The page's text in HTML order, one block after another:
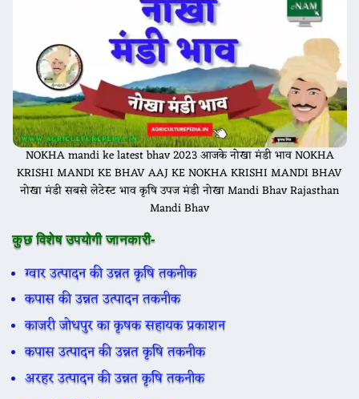
NOKHA mandi ke latest bhav 2023 आजके नोखा मंडी भाव NOKHA
KRISHI MANDI KE BHAV AAJ KE NOKHA KRISHI MANDI BHAV
नोखा मंडी सबसे लेटेस्ट भाव कृषि उपज मंडी नोखा Mandi Bhav Rajasthan
Mandi Bhav
कुछ विशेष उपयोगी जानकारी-
ग्वार उत्पादन की उन्नत कृषि तकनीक
कपास की उन्नत उत्पादन तकनीक
काजरी जोधपुर का कृषक सहायक प्रकाशन
कपास उत्पादन की उन्नत कृषि तकनीक
अरहर उत्पादन की उन्नत कृषि तकनीक